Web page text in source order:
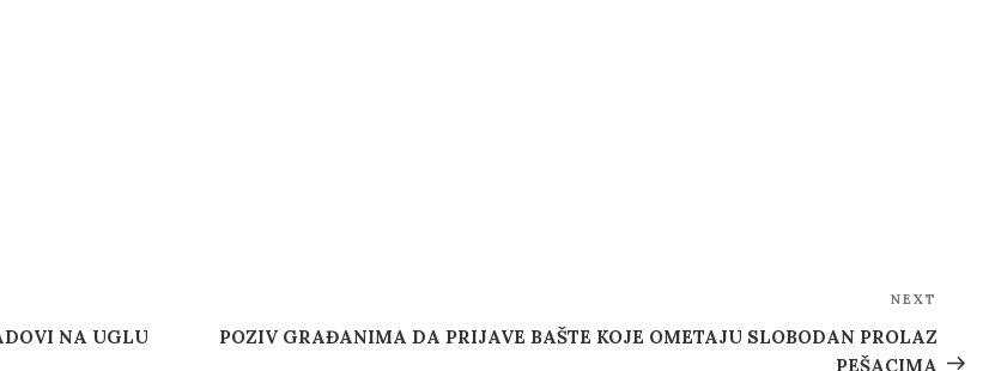
NA UGLU
NEXT
POZIV GRAĐANIMA DA PRIJAVE BAŠTE KOJE OMETAJU SLOBODAN PROLAZ
PEŠACIMA